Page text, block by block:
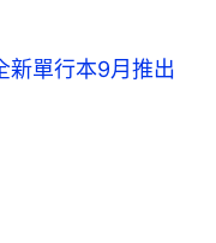
新單行本9月推出